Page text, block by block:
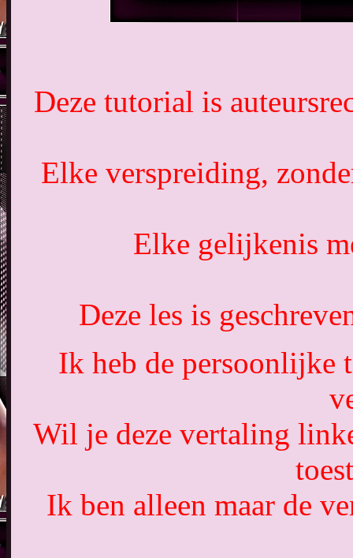
Deze tutorial is
Elke verspreiding,
Elke gelijkenis
Deze les is
Ik heb de persoonlijke
Wil je deze vertaling
Ik ben alleen maar de